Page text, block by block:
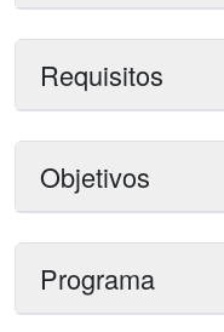
Requisitos
Objetivos
Programa